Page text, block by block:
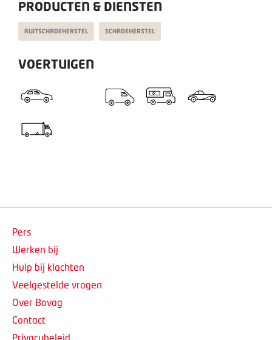
PRODUCTEN & DIENSTEN
RUITSCHADEHERSTEL SCHADEHERSTEL
VOERTUIGEN
Pers
Werken bij
Hulp bij klachten
Veelgestelde vragen
Over Bovag
Contact
Privacybeleid